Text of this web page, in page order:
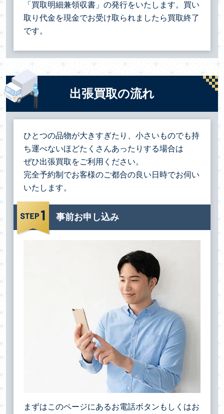
「買取明細兼領収書」の発行をいたします。買い
取り代金を現金でお受け取られましたら買取終了
です。
出張買取の流れ
ひとつの品物が大きすぎたり、小さいものでも持
ち運べないほどたくさんあったりする場合は
ぜひ出張買取をご利用ください。
完全予約制でお客様のご都合の良い日時でお伺い
いたします。
事前お申し込み
まずはこのページにあるお電話ボタンもしくはお